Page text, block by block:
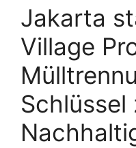
Jakarta
Village
Schlüssel